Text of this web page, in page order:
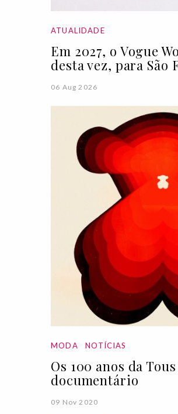
ATUALIDADE
Em 2027, o Vogue
desta vez, para São
06 Aug 2026
MODA NOTÍCIAS
Os 100 anos da
documentário
09 Nov 2020